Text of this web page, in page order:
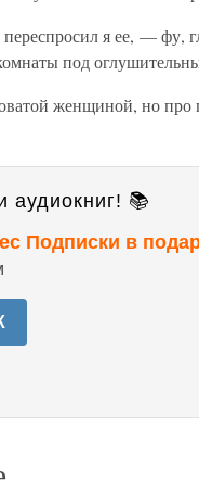
я ее, — фу,
под
женщиной, но про
аудиокниг! 📚
Подписки в